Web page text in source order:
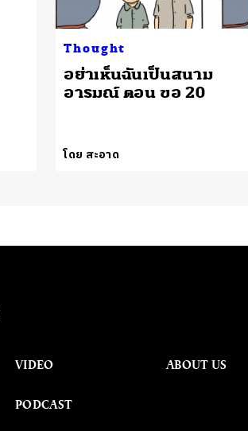
Thought
อย่าเห็นฉันเป็นสนาม
อารมณ์ ตอน ขอ 20
โดย สะอาด
VIDEO
PODCAST
ABOUT US